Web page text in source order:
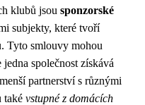
klubů jsou sponzorské
subjekty, které tvoří
Tyto smlouvy mohou
společnost získává
partnerství s různými
také vstupné z domácích